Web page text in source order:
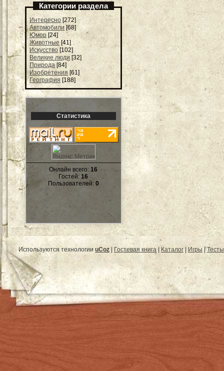
Категории раздела
Интересно [272]
Автомобили [68]
Юмор [24]
Животные [41]
Искусство [102]
Великие люди [32]
Природа [84]
Изобретения [61]
География [188]
Статистика
Онлайн всего:16
Гостей:16
Пользователей: 0
Используются технологии uCoz Гостевая книга| Каталог Игры |Тесты